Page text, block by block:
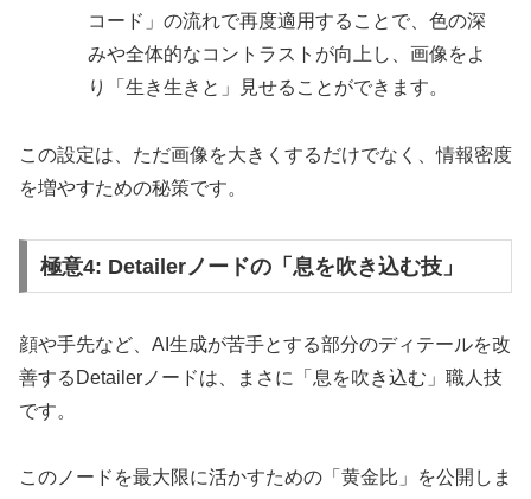
コード」の流れで再度適用することで、色の深
みや全体的なコントラストが向上し、画像をよ
り「生き生きと」見せることができます。
この設定は、ただ画像を大きくするだけでなく、情報密度
を増やすための秘策です。
極意4: Detailerノードの「息を吹き込む技」
顔や手先など、AI生成が苦手とする部分のディテールを改
善するDetailerノードは、まさに「息を吹き込む」職人技
です。
このノードを最大限に活かすための「黄金比」を公開しま